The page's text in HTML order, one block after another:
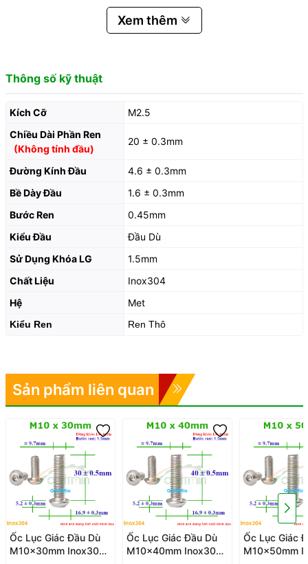
Xem thêm
Thông số kỹ thuật
Kích Cỡ
M2.5
Chiều Dài Phần Ren
(Không tính đầu)
20 ± 0.3mm
Đường Kính Đầu
4.6 ± 0.3mm
Bề Dày Đầu
1.6 ± 0.3mm
Bước Ren
0.45mm
Kiểu Đầu
Đầu Dù
Sử Dụng Khóa LG
1.5mm
Chất Liệu
Inox304
Hệ
Met
Kiểu Ren Ren Thô
Sản phẩm liên quan
Ốc Lục Giác Đầu Dù
M10x30mm Inox304
Ốc Lục Giác Đầu Dù
M10x40mm Inox304
Ốc Lục Giác
M10x50mm